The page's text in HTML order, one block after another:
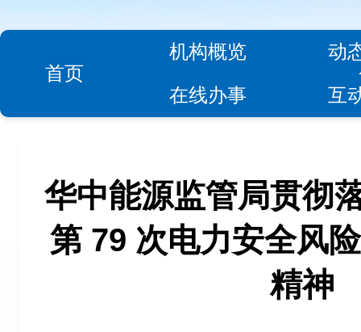
首页
机构概览
动
在线办事
互
华中能源监管局贯彻
第 79 次电力安全风
精神